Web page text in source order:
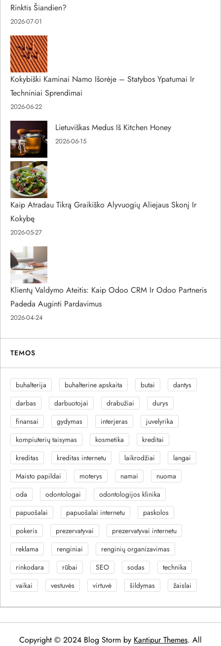
Rinktis Šiandien?
2026-07-01
Kokybiški Kaminai Namo Išorėje – Statybos Ypatumai Ir
Techniniai Sprendimai
2026-06-22
Lietuviškas Medus Iš Kitchen Honey
2026-06-15
Kaip Atradau Tikrą Graikiško Alyvuogių Aliejaus Skonį Ir
Kokybę
2026-05-27
Klientų Valdymo Ateitis: Kaip Odoo CRM Ir Odoo Partneris
Padeda Auginti Pardavimus
2026-04-24
TEMOS
buhalterija buhalterine apskaita butai
dantys
darbas
darbuotojai drabužiai
durys
finansai
gydymas interjeras
juvelyrika
kompiuterių taisymas
kosmetika
kreditai
kreditas
kreditas internetu laikrodžiai
langai
Maisto papildai
moterys namai
nuoma
oda
odontologai
odontologijos klinika
papuošalai
papuošalai internetu
paskolos
pokeris
prezervatyvai
prezervatyvai internetu
reklama
renginiai
renginių organizavimas
rinkodara
rūbai SEO sodas
technika
vaikai
vestuvės virtuvė šildymas žaislai
Copyright © 2024 Blog Storm by Kantipur Themes. All